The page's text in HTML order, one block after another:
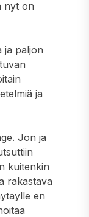
nyt on
ja paljon
ja
Jon ja
kuitenkin
rakastava
en